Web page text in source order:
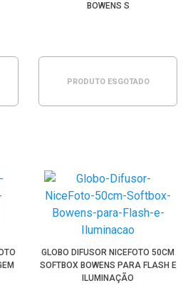
BOWENS S
PRODUTO ESGOTADO
GLOBO DIFUSOR NICEFOTO 50CM
SOFTBOX BOWENS PARA FLASH E
ILUMINAÇÃO